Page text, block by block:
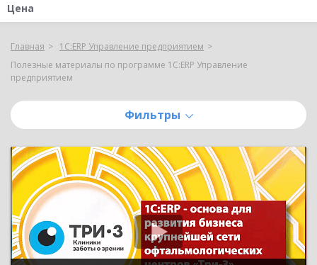
Цена
Главная
1С:ERP Управление предприятием
Полезные материалы по программе 1С:ERP Управление
предприятием
Фильтры